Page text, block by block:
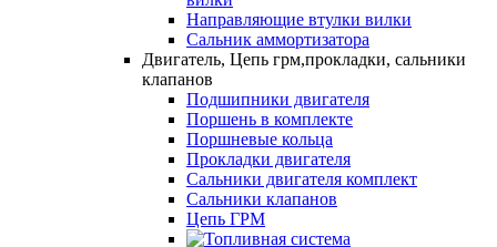
Направляющие втулки вилки
Сальник аммортизатора
Двигатель, Цепь грм,прокладки, сальники
клапанов
Подшипники двигателя
Поршень в комплекте
Поршневые кольца
Прокладки двигателя
Сальники двигателя комплект
Сальники клапанов
Цепь ГРМ